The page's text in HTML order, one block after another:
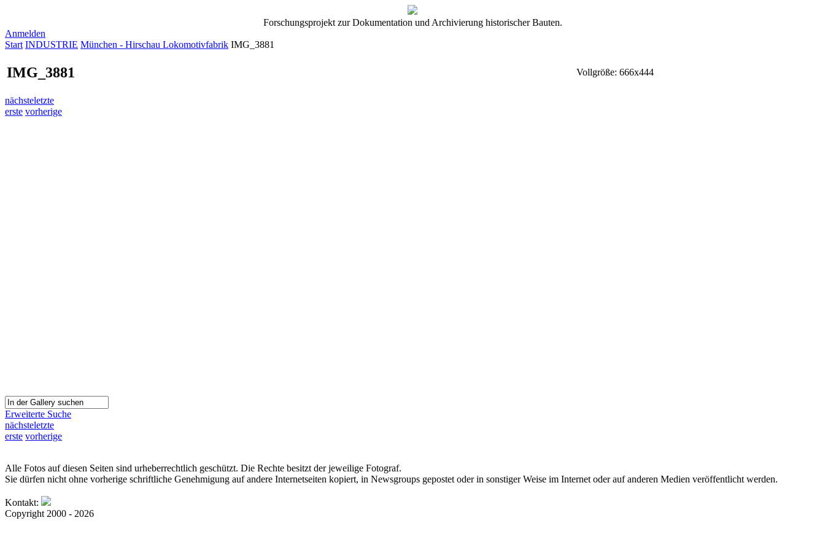
Forschungsprojekt zur Dokumentation und Archivierung historischer Bauten.
Anmelden
Start INDUSTRIE München - Hirschau Lokomotivfabrik IMG_3881
IMG_3881 Vollgröße: 666x444
nächsteletzte
erste vorherige
Erweiterte Suche
nächsteletzte
erste vorherige
Alle Fotos auf diesen Seiten sind urheberrechtlich geschützt. Die Rechte besitzt der jeweilige Fotograf.
Sie dürfen nicht ohne vorherige schriftliche Genehmigung auf andere Internetseiten kopiert, in Newsgroups gepostet oder in sonstiger Weise im Internet oder auf anderen Medien veröffentlicht werden.
Kontakt:
Copyright 2000 - 2026